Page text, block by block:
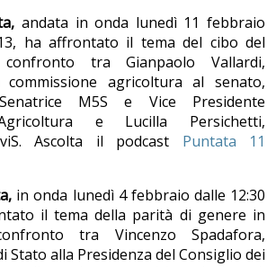
andata in onda lunedì 11 febbraio
ha affrontato il tema del cibo del
tra Gianpaolo Vallardi,
commissione agricoltura al senato,
M5S e Vice Presidente
e Lucilla Persichetti,
Ascolta il podcast Puntata 11
in onda lunedì 4 febbraio dalle 12:30
il tema della parità di genere in
tra Vincenzo Spadafora,
Stato alla Presidenza del Consiglio dei